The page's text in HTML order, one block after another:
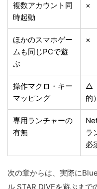
複数アカウント同
時起動
×
ほかのスマホゲー
ムも同じPCで遊
ぶ
×
操作マクロ・キー
マッピング
△
的）
専用ランチャーの
有無
ラ
必
次の章からは、実際に
ル STAR DIVEを遊ぶまで